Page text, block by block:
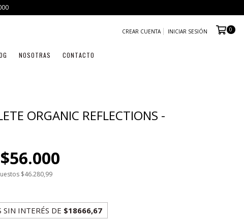
CREAR CUENTA INICIAR SESIÓN 0
NOSOTRAS CONTACTO
ORGANIC REFLECTIONS -
$56.000
$46.280,99
SIN INTERÉS DE $18666,67